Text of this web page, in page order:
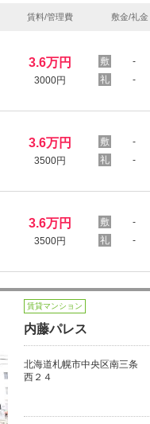
賃料/管理費 敷金/礼金
3.6万円
3000円
-
-
3.6万円
3500円
-
-
3.6万円
3500円
-
-
賃貸マンション
内藤パレス
北海道札幌市中央区南三条
西２４